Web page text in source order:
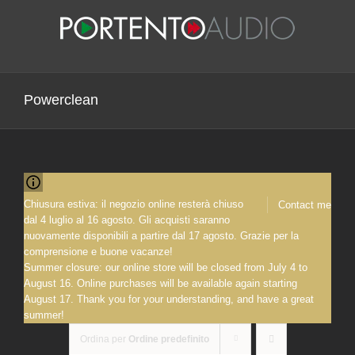
Powerclean
Contact me
Chiusura estiva: il negozio online resterà chiuso
dal 4 luglio al 16 agosto. Gli acquisti saranno
nuovamente disponibili a partire dal 17 agosto. Grazie per la
comprensione e buone vacanze!
Summer closure: our online store will be closed from July 4 to
August 16. Online purchases will be available again starting
August 17. Thank you for your understanding, and have a great
summer!
Ordina per Ordine predefinito